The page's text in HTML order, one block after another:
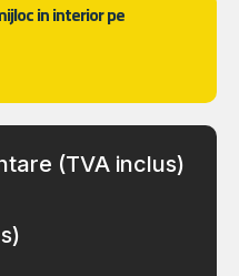
in interior pe
(TVA inclus)